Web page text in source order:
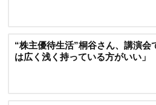
“株主優待生活”桐谷さん、講演会
は広く浅く持っている方がいい」